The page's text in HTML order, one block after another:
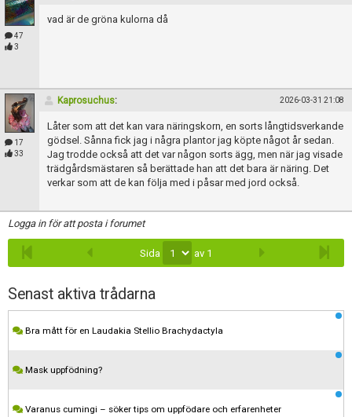
47
3
vad är de gröna kulorna då
17
33
Kaprosuchus: 2026-03-31 21:08
Låter som att det kan vara näringskorn, en sorts långtidsverkande
gödsel. Sånna fick jag i några plantor jag köpte något år sedan.
Jag trodde också att det var någon sorts ägg, men när jag visade
trädgårdsmästaren så berättade han att det bara är näring. Det
verkar som att de kan följa med i påsar med jord också.
Logga in för att posta i forumet
Sida av 1
Senast aktiva trådarna
Bra mått för en Laudakia Stellio Brachydactyla
Mask uppfödning?
Varanus cumingi – söker tips om uppfödare och erfarenheter